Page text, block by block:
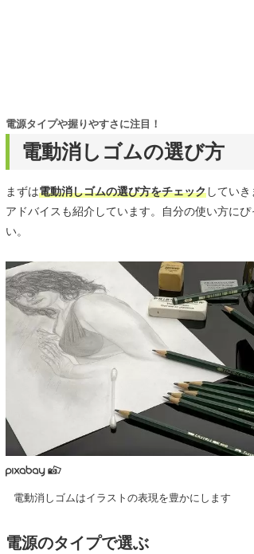
電動消しゴムの選び方
電源タイプや握りやすさに注目！
まずは電動消しゴムの選び方をチェックしてい
アドバイスも紹介しています。自分の使い方に
い。
電動消しゴムはイラストの表現を豊かにします
電源のタイプで選ぶ